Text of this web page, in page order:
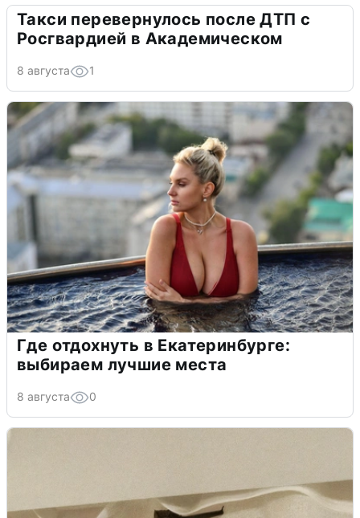
Такси перевернулось после ДТП с
Росгвардией в Академическом
8 августа 1
Где отдохнуть в Екатеринбурге:
выбираем лучшие места
8 августа 0